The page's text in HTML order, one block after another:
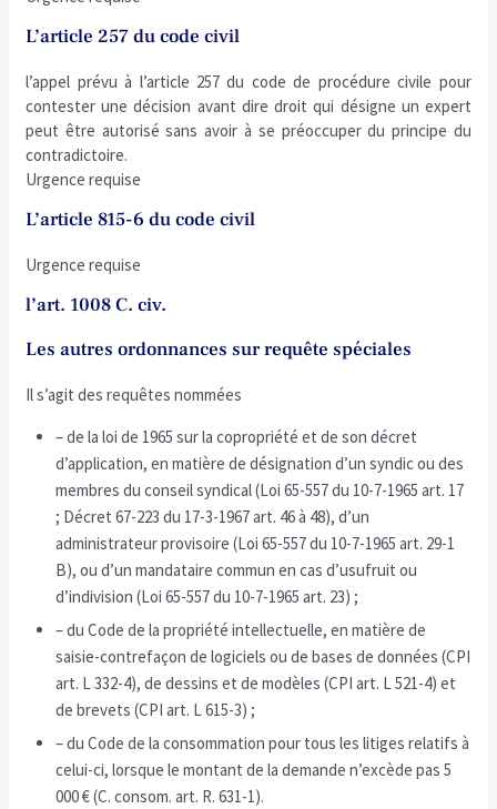
L’article 257 du code civil
l’appel prévu à l’article 257 du code de procédure civile pour
contester une décision avant dire droit qui désigne un expert
peut être autorisé sans avoir à se préoccuper du principe du
contradictoire.
Urgence requise
L’article 815-6 du code civil
Urgence requise
l’art. 1008 C. civ.
Les autres ordonnances sur requête spéciales
Il s’agit des requêtes nommées
– de la loi de 1965 sur la copropriété et de son décret
d’application, en matière de désignation d’un syndic ou des
membres du conseil syndical (Loi 65-557 du 10-7-1965 art. 17
; Décret 67-223 du 17-3-1967 art. 46 à 48), d’un
administrateur provisoire (Loi 65-557 du 10-7-1965 art. 29-1
B), ou d’un mandataire commun en cas d’usufruit ou
d’indivision (Loi 65-557 du 10-7-1965 art. 23) ;
– du Code de la propriété intellectuelle, en matière de
saisie-contrefaçon de logiciels ou de bases de données (CPI
art. L 332-4), de dessins et de modèles (CPI art. L 521-4) et
de brevets (CPI art. L 615-3) ;
– du Code de la consommation pour tous les litiges relatifs à
celui-ci, lorsque le montant de la demande n’excède pas 5
000 € (C. consom. art. R. 631-1).